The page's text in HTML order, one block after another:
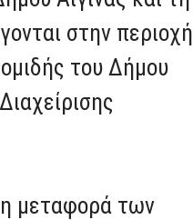
στην περιοχή
του Δήμου
μεταφορά των